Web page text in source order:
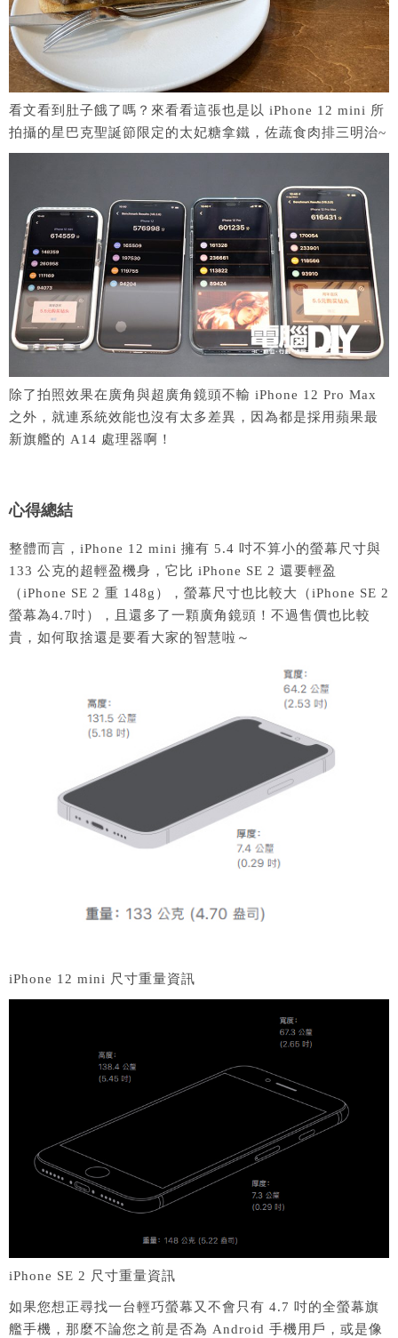
看文看到肚子餓了嗎？來看看這張也是以 iPhone 12 mini 所
拍攝的星巴克聖誕節限定的太妃糖拿鐵，佐蔬食肉排三明治~
除了拍照效果在廣角與超廣角鏡頭不輸 iPhone 12 Pro Max
之外，就連系統效能也沒有太多差異，因為都是採用蘋果最
新旗艦的 A14 處理器啊！
心得總結
整體而言，iPhone 12 mini 擁有 5.4 吋不算小的螢幕尺寸與
133 公克的超輕盈機身，它比 iPhone SE 2 還要輕盈
（iPhone SE 2 重 148g），螢幕尺寸也比較大（iPhone SE 2
螢幕為4.7吋），且還多了一顆廣角鏡頭！不過售價也比較
貴，如何取捨還是要看大家的智慧啦～
iPhone 12 mini 尺寸重量資訊
iPhone SE 2 尺寸重量資訊
如果您想正尋找一台輕巧螢幕又不會只有 4.7 吋的全螢幕旗
艦手機，那麼不論您之前是否為 Android 手機用戶，或是像